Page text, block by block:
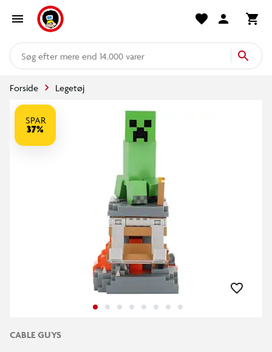
mere end 14.000 varer
Forside Legetøj
SPAR
37%
CABLE GUYS